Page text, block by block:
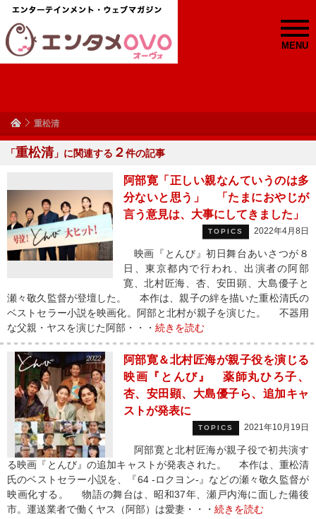
MENU
重松清
「重松清」に関連する ２件の記事
阿部寛「正しい親なんていうのは多
分ないと思う」 「たまにおやじが
言う意見は、大事にしてきました」
TOPICS 2022年4月8日
映画『とんび』初日舞台あいさつが８
日、東京都内で行われ、出演者の阿部
寛、北村匠海、杏、安田顕、大島優子と
瀬々敬久監督が登壇した。 本作は、親子の絆を描いた重松清氏の
ベストセラー小説を映画化。阿部と北村が親子を演じた。 不器用
な父親・ヤスを演じた阿部・・・ 続きを読む
阿部寛＆北村匠海が親子役を演じる
映画『とんび』 薬師丸ひろ子、
杏、安田顕、大島優子ら、追加キャ
ストが発表に
TOPICS 2021年10月19日
阿部寛と北村匠海が親子役で初共演す
る映画『とんび』の追加キャストが発表された。 本作は、重松清
氏のベストセラー小説を、『64 -ロクヨン-』などの瀬々敬久監督が
映画化する。 物語の舞台は、昭和37年、瀬戸内海に面した備後
市。運送業者で働くヤス（阿部）は愛妻・・・ 続きを読む